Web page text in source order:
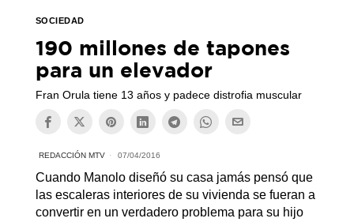
SOCIEDAD
190 millones de tapones
para un elevador
Fran Orula tiene 13 años y padece distrofia muscular
REDACCIÓN MTV 07/04/2016
Cuando Manolo diseñó su casa jamás pensó que
las escaleras interiores de su vivienda se fueran a
convertir en un verdadero problema para su hijo